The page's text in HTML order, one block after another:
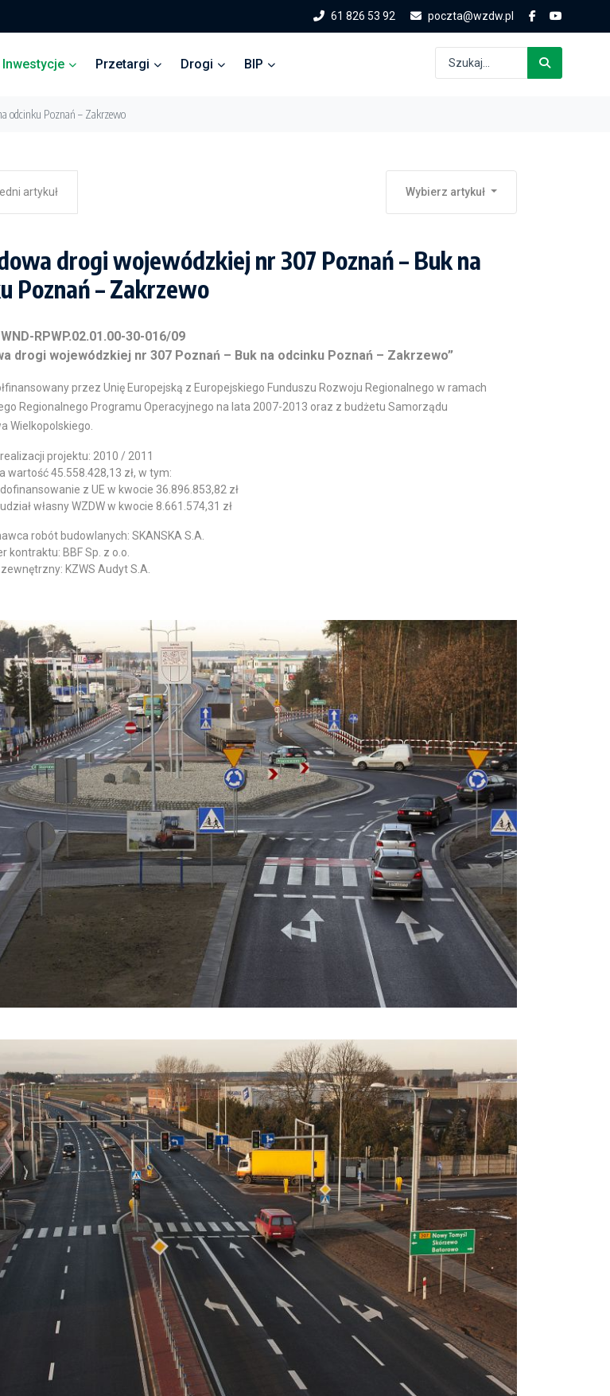
61 826 53 92 poczta@wzdw.pl
Inwestycje Przetargi Drogi BIP
odcinku Poznań – Zakrzewo
artykuł Wybierz artykuł
drogi wojewódzkiej nr 307 Poznań – Buk na
Poznań – Zakrzewo
RPWP.02.01.00-30-016/09
drogi wojewódzkiej nr 307 Poznań – Buk na odcinku Poznań – Zakrzewo”
przez Unię Europejską z Europejskiego Funduszu Rozwoju Regionalnego w ramach
Regionalnego Programu Operacyjnego na lata 2007-2013 oraz z budżetu Samorządu
Wielkopolskiego.
projektu: 2010 / 2011
wartość 45.558.428,13 zł, w tym:
dofinansowanie z UE w kwocie 36.896.853,82 zł
udział własny WZDW w kwocie 8.661.574,31 zł
robót budowlanych: SKANSKA S.A.
kontraktu: BBF Sp. z o.o.
KZWS Audyt S.A.